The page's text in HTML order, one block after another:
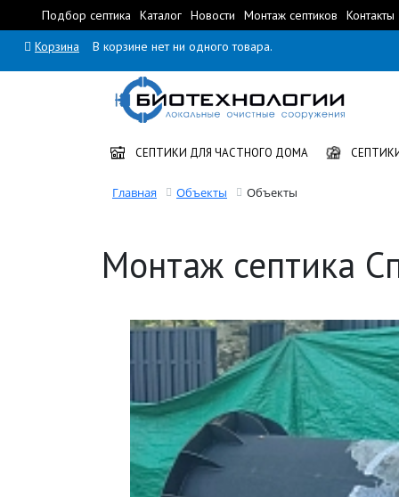
Подбор септика Каталог Новости Монтаж септиков
Контакты
Корзина
В корзине нет ни одного товара.
СЕПТИКИ ДЛЯ ЧАСТНОГО ДОМА
Главная Объекты Объекты
Монтаж септика